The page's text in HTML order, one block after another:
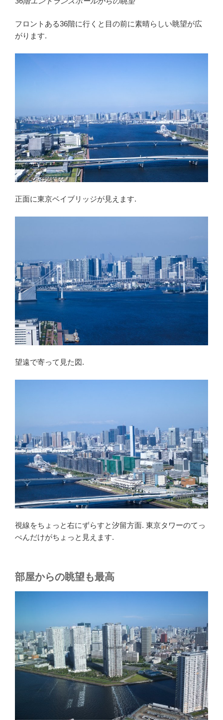
フロントある36階に行くと目の前に素晴らしい眺望が広
がります.
正面に東京ベイブリッジが見えます.
望遠で寄って見た図.
視線をちょっと右にずらすと汐留方面. 東京タワーのてっ
ぺんだけがちょっと見えます.
部屋からの眺望も最高